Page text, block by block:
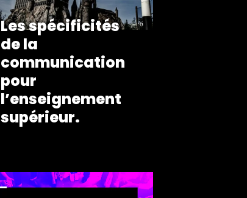
Les spécificités
de la
communication
pour
l’enseignement
supérieur.